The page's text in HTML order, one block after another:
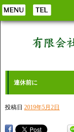
連休前に
投稿日 2019年5月2日